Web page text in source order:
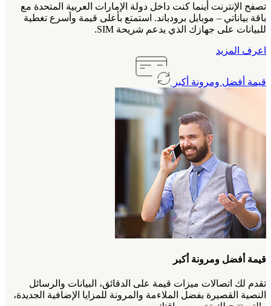
تصفح الإنترنت أينما كنت داخل دولة الإمارات العربية المتحدة مع
باقة بياناتي – موبايل برودباند. استمتع بأعلى قيمة وأسرع تغطية
للبيانات على جهازك الذي يدعم شريحة SIM.
اعرف المزيد
قيمة أفضل ومرونة أكبر
قيمة أفضل ومرونة أكبر
تقدم لك اتصالات ميزات قيمة على الدقائق، البيانات والرسائل
النصية القصيرة بفضل الملاءمة والمرونة للمزايا الإضافية الجديدة،